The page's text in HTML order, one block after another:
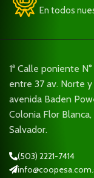
En todos
1ª Calle poniente
entre 37 av. Norte y
avenida Baden
Colonia Flor Blanca,
Salvador.
(503) 2221-7414